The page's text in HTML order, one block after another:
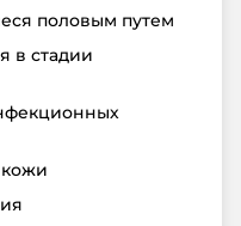
половым путем
в стадии